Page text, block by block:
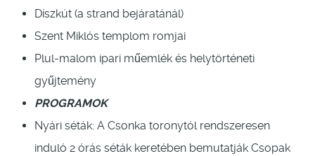
Díszkút (a strand bejáratánál)
Szent Miklós templom romjai
Plul-malom ipari műemlék és helytörténeti
gyűjtemény
PROGRAMOK
Nyári séták: A Csonka toronytól rendszeresen
induló 2 órás séták keretében bemutatják Csopak